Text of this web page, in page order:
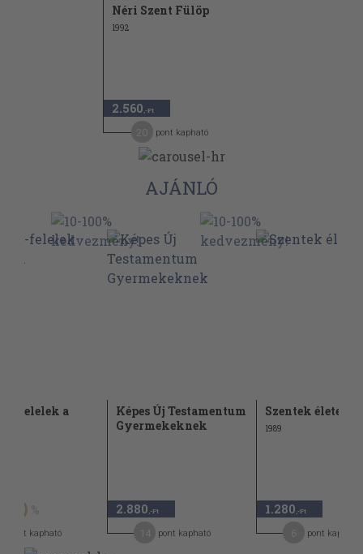
Néri Szent Fülöp
1992
2.560 ,-Ft
pont kapható
AJÁNLÓ
felelek a
50
pont kapható
Képes Új Testamentum
Gyermekeknek
2.880 ,-Ft
pont kapható
Szentek élete
1989
1.280 ,-Ft
pont kapható